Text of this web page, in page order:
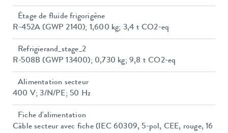
Étage de fluide frigorigène
R-452A (GWP 2140); 1,600 kg; 3,4 t CO2-eq
Refrigierand_stage_2
R-508B (GWP 13400); 0,730 kg; 9,8 t CO2-eq
Alimentation secteur
400 V; 3/N/PE; 50 Hz
Fiche d'alimentation
Câble secteur avec fiche (IEC 60309, 5-pol, CEE, rouge, 16